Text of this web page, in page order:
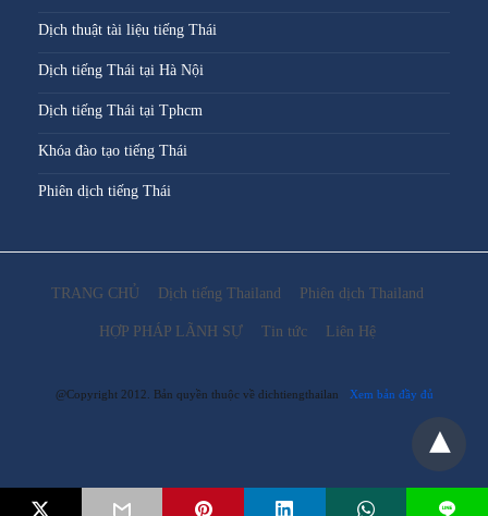
Dịch thuật tài liệu tiếng Thái
Dịch tiếng Thái tại Hà Nội
Dịch tiếng Thái tại Tphcm
Khóa đào tạo tiếng Thái
Phiên dịch tiếng Thái
TRANG CHỦ Dịch tiếng Thailand Phiên dịch Thailand
HỢP PHÁP LÃNH SỰ Tin tức Liên Hệ
@Copyright 2012. Bản quyền thuộc về dichtiengthailan Xem bản đầy đủ
L